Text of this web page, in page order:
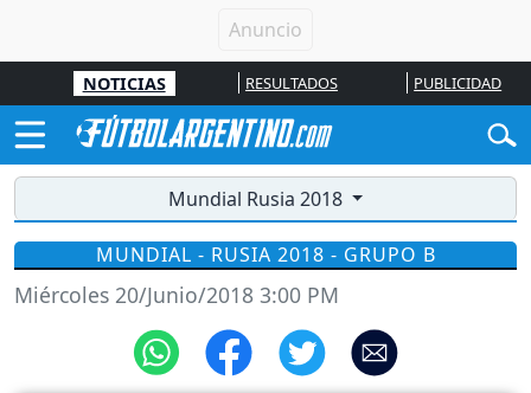
NOTICIAS RESULTADOS PUBLICIDAD
Mundial Rusia 2018
MUNDIAL - RUSIA 2018 - GRUPO B
Miércoles 20/Junio/2018 3:00 PM